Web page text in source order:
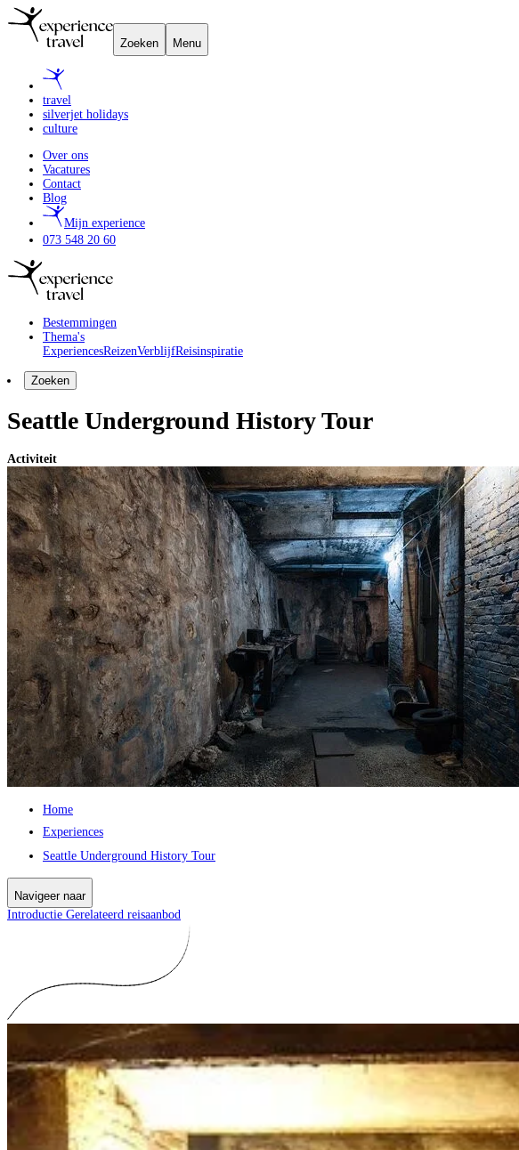
Zoeken Menu
travel
silverjet holidays
culture
Over ons
Vacatures
Contact
Blog
Mijn experience
073 548 20 60
Bestemmingen
Thema's
ExperiencesReizenVerblijfReisinspiratie
Zoeken
Seattle Underground History Tour
Activiteit
Home
Experiences
Seattle Underground History Tour
Navigeer naar
Introductie Gerelateerd reisaanbod